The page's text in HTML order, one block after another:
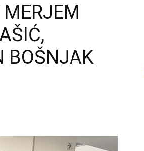
MERJEM
BOŠNJAK